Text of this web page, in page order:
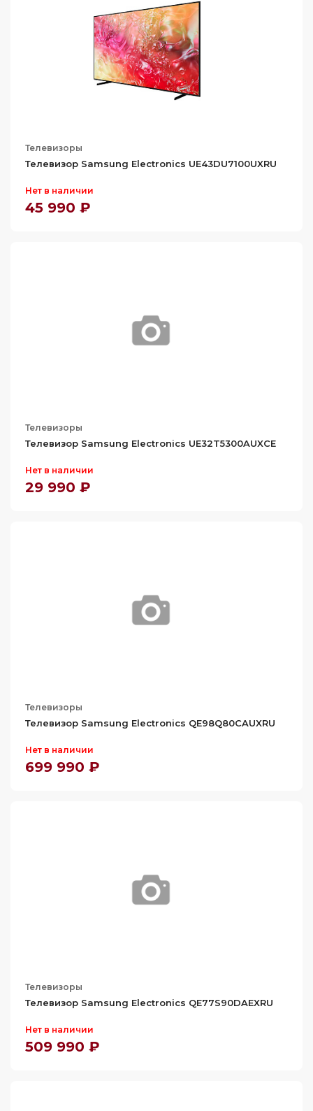
Телевизоры
Телевизор Samsung Electronics UE43DU7100UXRU
Нет в наличии
45 990 ₽
Телевизоры
Телевизор Samsung Electronics UE32T5300AUXCE
Нет в наличии
29 990 ₽
Телевизоры
Телевизор Samsung Electronics QE98Q80CAUXRU
Нет в наличии
699 990 ₽
Телевизоры
Телевизор Samsung Electronics QE77S90DAEXRU
Нет в наличии
509 990 ₽